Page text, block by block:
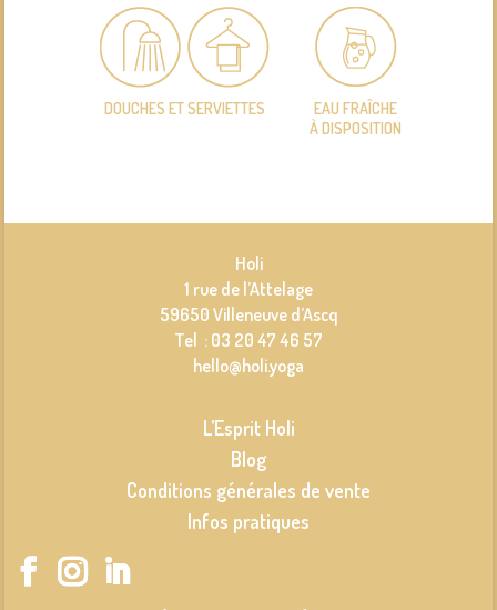
DOUCHES ET SERVIETTES
EAU FRAÎCHE
À DISPOSITION
Holi
1 rue de l’Attelage
59650 Villeneuve d’Ascq
Tel : 03 20 47 46 57
hello@holi.yoga
L’Esprit Holi
Blog
Conditions générales de vente
Infos pratiques